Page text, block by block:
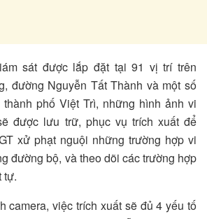
sát được lắp đặt tại 91 vị trí trên
đường Nguyễn Tất Thành và một số
phố Việt Trì, những hình ảnh vi
được lưu trữ, phục vụ trích xuất để
xử phạt nguội những trường hợp vi
đường bộ, và theo dõi các trường hợp
tự.
camera, việc trích xuất sẽ đủ 4 yếu tố